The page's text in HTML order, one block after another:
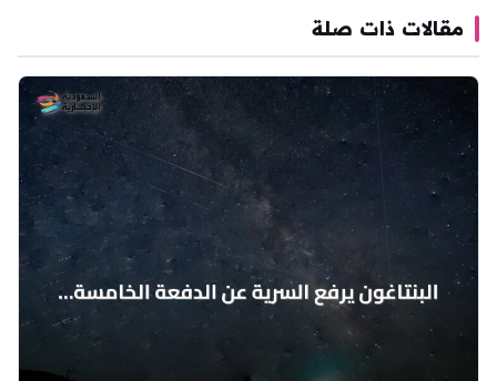
مقالات ذات صلة